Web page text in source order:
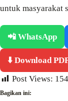
untuk masyarakat
📲 WhatsApp
⬇️ Download
Post Views: 154
Bagikan ini: